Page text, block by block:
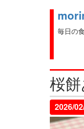
毎日の
桜
2026/